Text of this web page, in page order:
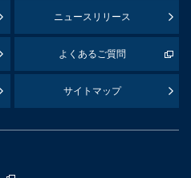
ニュースリリース
よくあるご質問
サイトマップ